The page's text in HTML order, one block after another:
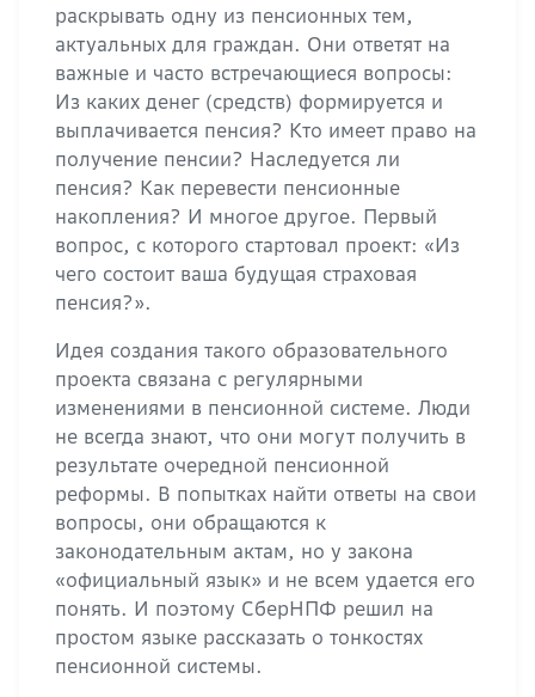
раскрывать одну из пенсионных тем,
актуальных для граждан. Они ответят на
важные и часто встречающиеся вопросы:
Из каких денег (средств) формируется и
выплачивается пенсия? Кто имеет право на
получение пенсии? Наследуется ли
пенсия? Как перевести пенсионные
накопления? И многое другое. Первый
вопрос, с которого стартовал проект: «Из
чего состоит ваша будущая страховая
пенсия?».
Идея создания такого образовательного
проекта связана с регулярными
изменениями в пенсионной системе. Люди
не всегда знают, что они могут получить в
результате очередной пенсионной
реформы. В попытках найти ответы на свои
вопросы, они обращаются к
законодательным актам, но у закона
«официальный язык» и не всем удается его
понять. И поэтому СберНПФ решил на
простом языке рассказать о тонкостях
пенсионной системы.